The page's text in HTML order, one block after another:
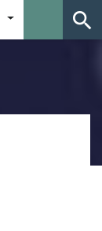
search